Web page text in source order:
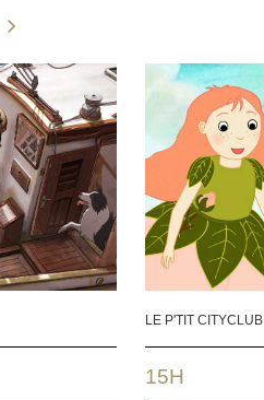
LE P'TIT CITYCLUB
15H